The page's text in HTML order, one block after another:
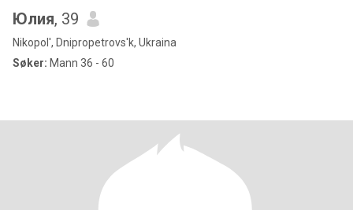
Юлия, 39
Nikopol', Dnipropetrovs'k, Ukraina
Søker: Mann 36 - 60